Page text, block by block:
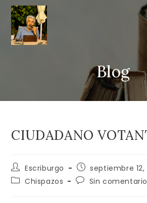
contenido
Blog
CIUDADANO
Autor
de
la
Escriburgo
Publicación
de
la
septiembre 12,
Categoría
Chispazos
Comentarios
Sin